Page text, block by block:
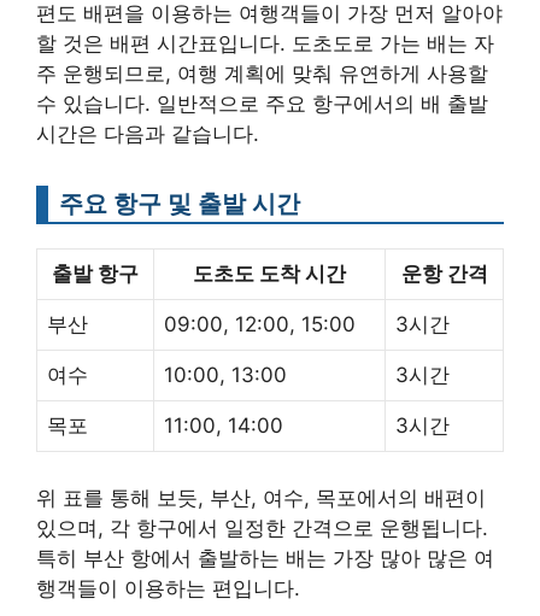
편도 배편을 이용하는 여행객들이 가장 먼저 알아야
할 것은 배편 시간표입니다. 도초도로 가는 배는 자
주 운행되므로, 여행 계획에 맞춰 유연하게 사용할
수 있습니다. 일반적으로 주요 항구에서의 배 출발
시간은 다음과 같습니다.
주요 항구 및 출발 시간
출발 항구 도초도 도착 시간 운항 간격
부산 09:00, 12:00, 15:00 3시간
여수 10:00, 13:00 3시간
목포 11:00, 14:00 3시간
위 표를 통해 보듯, 부산, 여수, 목포에서의 배편이
있으며, 각 항구에서 일정한 간격으로 운행됩니다.
특히 부산 항에서 출발하는 배는 가장 많아 많은 여
행객들이 이용하는 편입니다.